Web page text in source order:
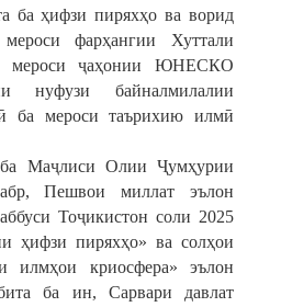
ба ҳифзи пиряхҳо ва ворид
фарҳангии Хуттали
мероси ҷаҳонии ЮНЕСКО
нуфузи байналмилалии
ба мероси таърихию илмӣ
Маҷлиси Олии Ҷумҳурии
Пешвои миллат эълон
Тоҷикистон соли 2025
ҳифзи пиряхҳо» ва солҳои
илмҳои криосфера» эълон
ба ин, Сарвари давлат